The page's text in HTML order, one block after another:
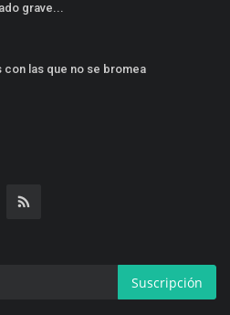
grave...
con las que no se bromea
Suscripción